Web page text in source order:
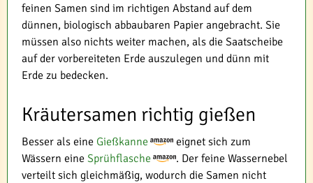
feinen Samen sind im richtigen Abstand auf dem
dünnen, biologisch abbaubaren Papier angebracht. Sie
müssen also nichts weiter machen, als die Saatscheibe
auf der vorbereiteten Erde auszulegen und dünn mit
Erde zu bedecken.
Kräutersamen richtig gießen
Besser als eine Gießkanne
eignet sich zum
Wässern eine Sprühflasche
. Der feine Wassernebel
verteilt sich gleichmäßig, wodurch die Samen nicht